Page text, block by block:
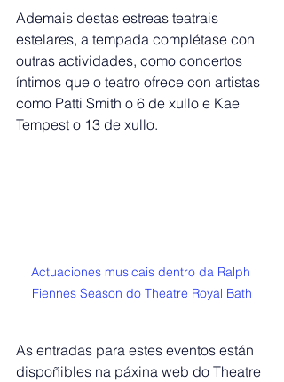
Ademais destas estreas teatrais
estelares, a tempada complétase con
outras actividades, como concertos
íntimos que o teatro ofrece con artistas
como Patti Smith o 6 de xullo e Kae
Tempest o 13 de xullo.
Actuaciones musicais dentro da Ralph
Fiennes Season do Theatre Royal Bath
As entradas para estes eventos están
dispoñibles na páxina web do Theatre